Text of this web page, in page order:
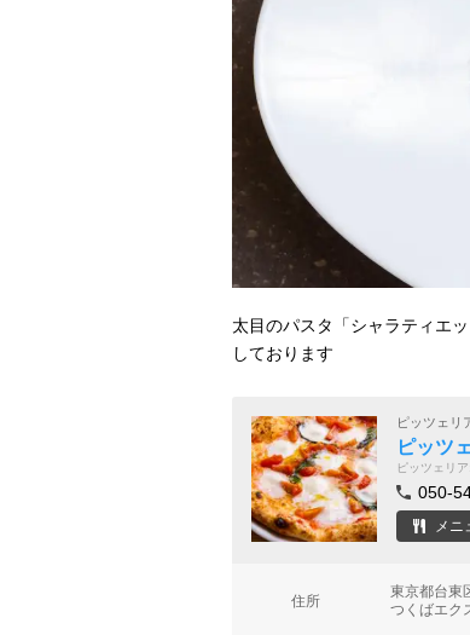
太目のパスタ「シャラティエ
しております
ピッツェリ
ピッツ
ピッツェリ
050-
メニ
住所
東京都台
つくばエク